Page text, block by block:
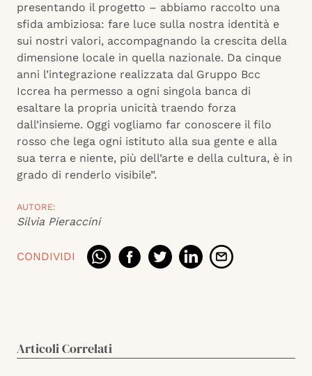
presentando il progetto – abbiamo raccolto una
sfida ambiziosa: fare luce sulla nostra identità e
sui nostri valori, accompagnando la crescita della
dimensione locale in quella nazionale. Da cinque
anni l’integrazione realizzata dal Gruppo Bcc
Iccrea ha permesso a ogni singola banca di
esaltare la propria unicità traendo forza
dall’insieme. Oggi vogliamo far conoscere il filo
rosso che lega ogni istituto alla sua gente e alla
sua terra e niente, più dell’arte e della cultura, è in
grado di renderlo visibile”.
AUTORE:
Silvia Pieraccini
CONDIVIDI
Articoli Correlati